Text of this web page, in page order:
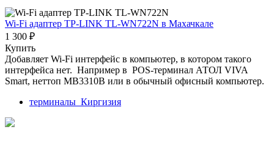
Wi-Fi адаптер TP-LINK TL-WN722N в Махачкале
1 300 ₽
Купить
Добавляет Wi-Fi интерфейс в компьютер, в котором такого
интерфейса нет. Например в POS-терминал АТОЛ VIVA
Smart, неттоп MB3310B или в обычный офисный компьютер.
терминалы_Киргизия